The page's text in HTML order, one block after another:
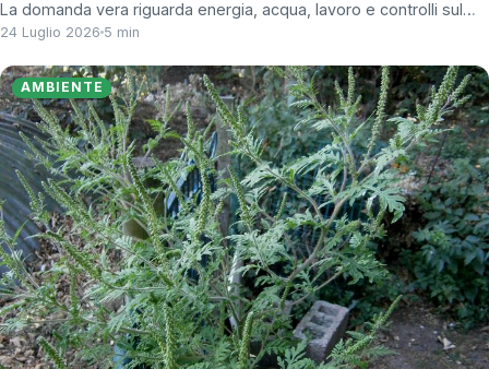
La domanda vera riguarda energia, acqua, lavoro e controlli sul…
24 Luglio 2026 5 min
AMBIENTE